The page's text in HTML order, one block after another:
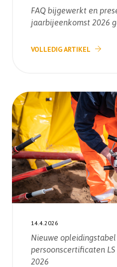
FAQ bijgewerkt en
jaarbijeenkomst 2026
VOLLEDIG ARTIKEL
14.4.2026
Nieuwe
persoonscertificaten
2026